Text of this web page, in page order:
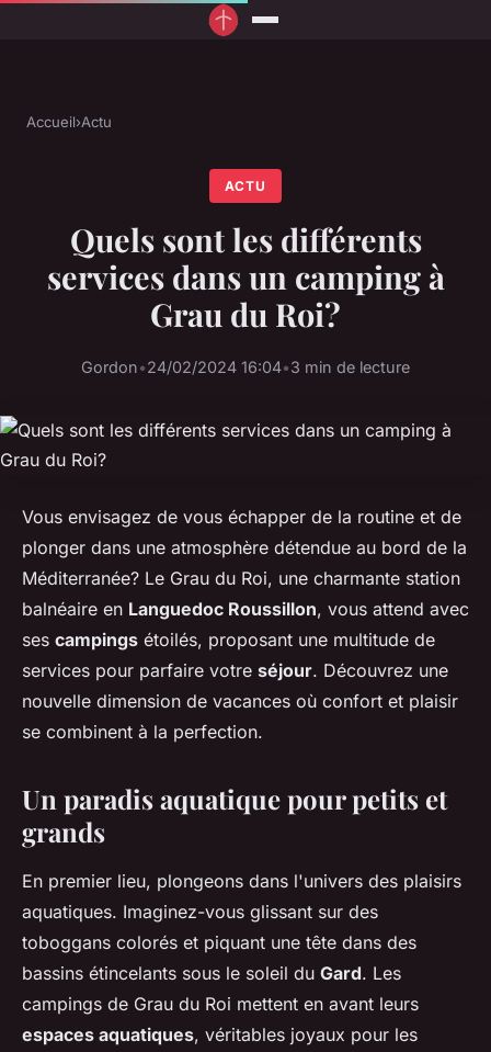
Accueil›Actu
ACTU
Quels sont les différents
services dans un camping à
Grau du Roi?
Gordon•24/02/2024 16:04•3 min de lecture
Vous envisagez de vous échapper de la routine et de
plonger dans une atmosphère détendue au bord de la
Méditerranée? Le Grau du Roi, une charmante station
balnéaire en Languedoc Roussillon, vous attend avec
ses campings étoilés, proposant une multitude de
services pour parfaire votre séjour. Découvrez une
nouvelle dimension de vacances où confort et plaisir
se combinent à la perfection.
Un paradis aquatique pour petits et
grands
En premier lieu, plongeons dans l'univers des plaisirs
aquatiques. Imaginez-vous glissant sur des
toboggans colorés et piquant une tête dans des
bassins étincelants sous le soleil du Gard. Les
campings de Grau du Roi mettent en avant leurs
espaces aquatiques, véritables joyaux pour les